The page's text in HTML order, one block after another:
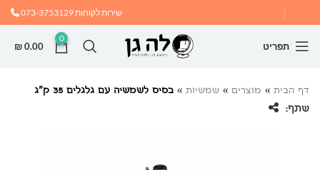
שירות לקוחות073-3753129
תפריט
0
₪0.00
דף הבית » מוצרים » שמשיות » בסיס לשמשיה עם גלגלים 35 ק”ג
שתף: